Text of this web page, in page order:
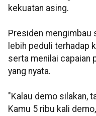
kekuatan asing.
Presiden mengimbau
lebih peduli terhadap
serta menilai capaian
yang nyata.
"Kalau demo silakan,
Kamu 5 ribu kali